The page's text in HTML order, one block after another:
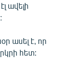
ավելի
ասել է, որ
հետ: